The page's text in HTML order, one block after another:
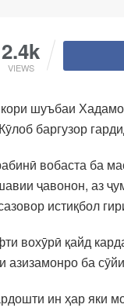
2.4k
VIEWS
шуъбаи
баргузор
вобаста ба
ҷавонон, аз
истиқбол
вохӯрӣ қайд
азизамонро ба
ин ҳар яки